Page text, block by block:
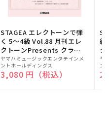
STAGEA エレクトーンで弾
く 5～4級 Vol.88 月刊エレ
クトーンPresents クラシ
ック名曲集
販
売
元:
ヤマハミュージックエンタテインメ
ントホールディングス
通常価格
3,080 円（税込）
級
ク
販
売
元:
ヤ
ン